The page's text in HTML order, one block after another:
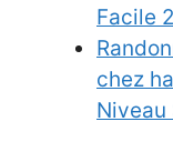
Facile
chez
Niveau